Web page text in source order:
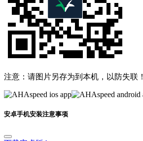
注意：请图片另存为到本机，以防失联！
安卓手机安装注意事项